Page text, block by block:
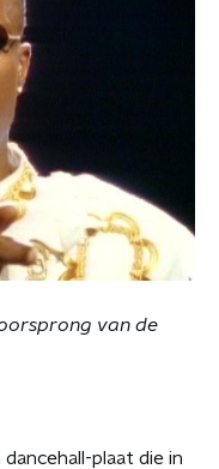
van de
plaat die in